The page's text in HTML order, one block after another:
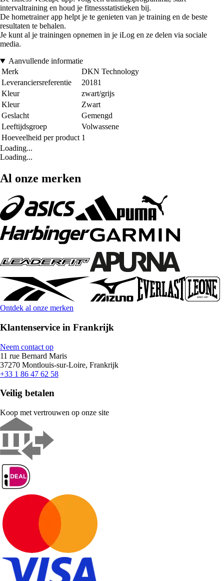
intervaltraining en houd je fitnessstatistieken bij.
De hometrainer app helpt je te genieten van je training en de beste
resultaten te behalen.
Je kunt al je trainingen opnemen in je iLog en ze delen via sociale
media.
Aanvullende informatie
Merk
DKN Technology
Leveranciersreferentie
20181
Kleur
zwart/grijs
Kleur
Zwart
Geslacht
Gemengd
Leeftijdsgroep
Volwassene
Hoeveelheid per product 1
Loading...
Loading...
Al onze merken
Ontdek al onze merken
Klantenservice in Frankrijk
Neem contact op
11 rue Bernard Maris
37270 Montlouis-sur-Loire, Frankrijk
+33 1 86 47 62 58
Veilig betalen
Koop met vertrouwen op onze site